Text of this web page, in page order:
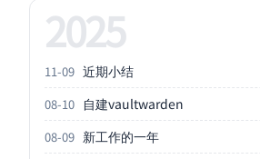
2025
11-09 近期小结
08-10 自建vaultwarden
08-09 新工作的一年